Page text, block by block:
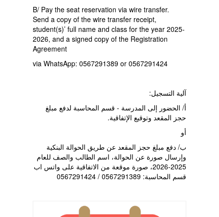
B/ Pay the seat reservation via wire transfer.
Send a copy of the wire transfer receipt,
student(s)’ full name and class for the year 2025-
2026, and a signed copy of the Registration
Agreement
via WhatsApp: 0567291389 or 0567291424
آلية التسجيل:
أ/ الحضور إلى المدرسة - قسم المحاسبة لدفع مبلغ
حجز المقعد وتوقيع الإتفاقية.
أو
ب/ دفع مبلغ حجز المقعد عن طريق الحوالة البنكية
وإرسال صورة عن الحوالة، اسم الطالب والصف للعام
2025-2026، صورة موقعة من الاتفاقية على واتس اب
قسم المحاسبة: 0567291389 / 0567291424